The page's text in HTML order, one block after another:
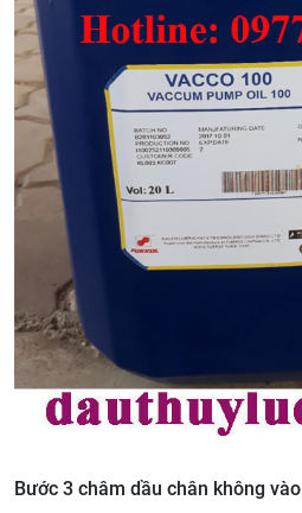
Bước 3 châm dầu chân không vào